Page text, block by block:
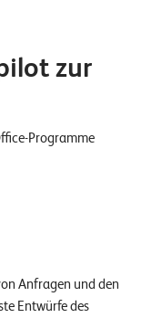
zur
Programme
Anfragen und den
Entwürfe des